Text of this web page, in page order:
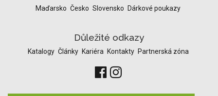
Maďarsko Česko Slovensko Dárkové poukazy
Důležité odkazy
Katalogy Články Kariéra Kontakty Partnerská zóna